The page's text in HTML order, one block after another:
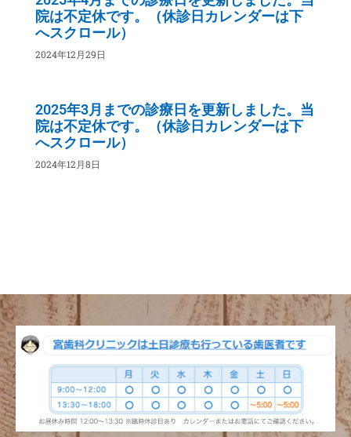
院は不定休です。（休診日カレンダーは下
へスクロール）
2024年12月29日
2025年3月までの診療日を更新しました。当
院は不定休です。（休診日カレンダーは下
へスクロール）
2024年12月8日